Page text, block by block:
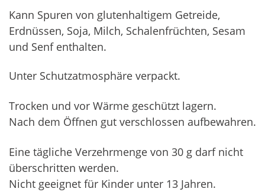
Kann Spuren von glutenhaltigem Getreide,
Erdnüssen, Soja, Milch, Schalenfrüchten, Sesam
und Senf enthalten.
Unter Schutzatmosphäre verpackt.
Trocken und vor Wärme geschützt lagern.
Nach dem Öffnen gut verschlossen aufbewahren.
Eine tägliche Verzehrmenge von 30 g darf nicht
überschritten werden.
Nicht geeignet für Kinder unter 13 Jahren.